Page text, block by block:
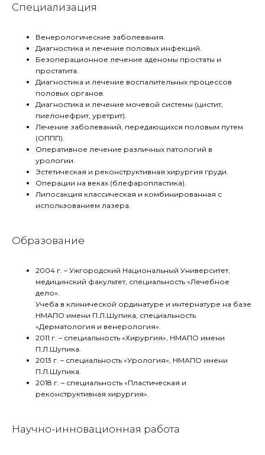
Специализация
Венерологические заболевания.
Диагностика и лечение половых инфекций.
Безоперационное лечение аденомы простаты и
простатита.
Диагностика и лечение воспалительных процессов
половых органов.
Диагностика и лечение мочевой системы (цистит,
пиелонефрит, уретрит).
Лечение заболеваний, передающихся половым путем
(ОППП).
Оперативное лечение различных патологий в
урологии.
Эстетическая и реконструктивная хирургия груди.
Операции на веках (блефаропластика).
Липосакция классическая и комбинированная с
использованием лазера.
Образование
2004 г. – Ужгородский Национальный Университет,
медицинский факультет, специальность «Лечебное
дело».
Учеба в клинической ординатуре и интернатуре на базе
НМАПО имени П.Л.Шупика, специальность
«Дерматология и венерология».
2011 г. – специальность «Хирургия», НМАПО имени
П.Л.Шупика.
2013 г. – специальность «Урология», НМАПО имени
П.Л.Шупика.
2018 г. – специальность «Пластическая и
реконструктивная хирургия».
Научно-инновационная работа